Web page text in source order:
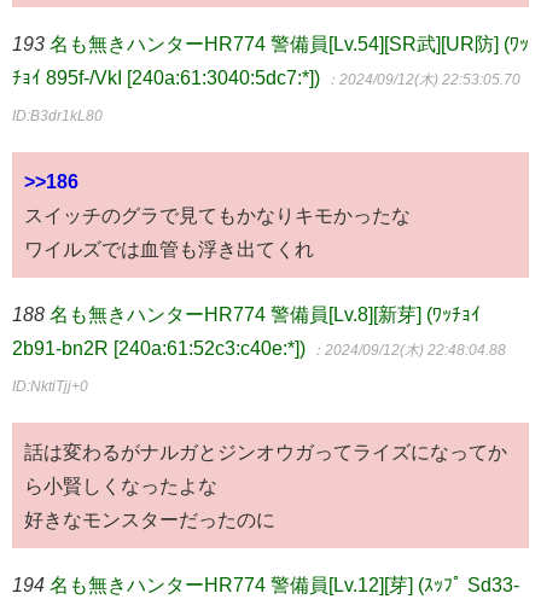
193 名も無きハンターHR774 警備員[Lv.54][SR武][UR防] (ﾜｯ
ﾁｮｲ 895f-/VkI [240a:61:3040:5dc7:*])
：2024/09/12(木) 22:53:05.70
ID:B3dr1kL80
>>186
スイッチのグラで見てもかなりキモかったな
ワイルズでは血管も浮き出てくれ
188 名も無きハンターHR774 警備員[Lv.8][新芽] (ﾜｯﾁｮｲ
2b91-bn2R [240a:61:52c3:c40e:*])
：2024/09/12(木) 22:48:04.88
ID:NktiTjj+0
話は変わるがナルガとジンオウガってライズになってか
ら小賢しくなったよな
好きなモンスターだったのに
194 名も無きハンターHR774 警備員[Lv.12][芽] (ｽｯﾌﾟ Sd33-